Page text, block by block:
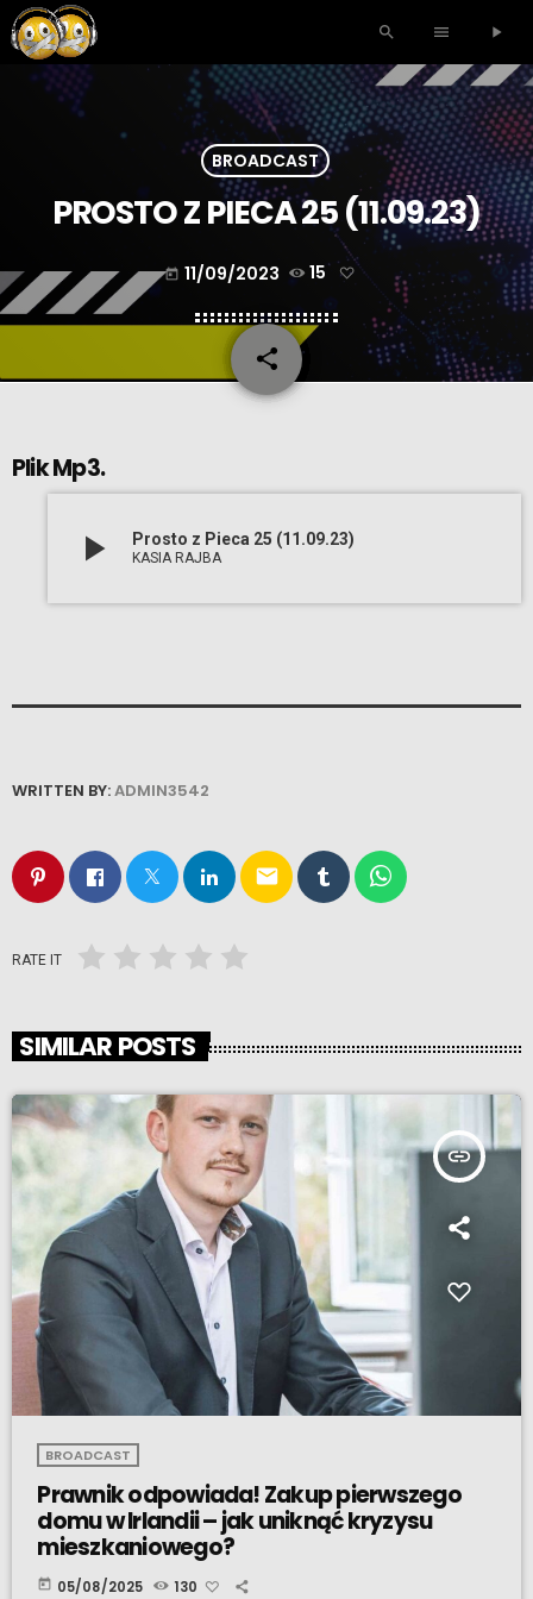
search menu play_arrow
BROADCAST
PROSTO Z PIECA 25 (11.09.23)
today 11/09/2023 15
share
email
Plik Mp3.
play_arrow Prosto z Pieca 25 (11.09.23)
KASIA RAJBA
WRITTEN BY:ADMIN3542
email
RATE IT
SIMILAR POSTS
insert_link
BROADCAST
Prawnik odpowiada! Zakup pierwszego
domu w Irlandii – jak uniknąć kryzysu
mieszkaniowego?
today 05/08/2025 130